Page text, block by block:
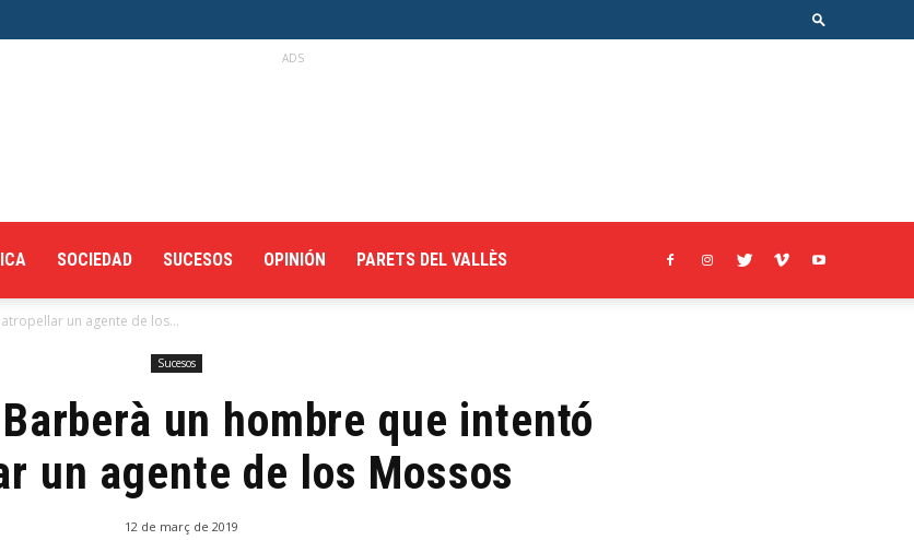
ADS
SOCIEDAD SUCESOS OPINIÓN PARETS DEL VALLÈS
un agente de los...
Sucesos
un hombre que intentó
un agente de los Mossos
12 de març de 2019